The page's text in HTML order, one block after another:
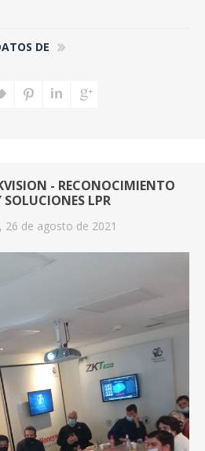
DE
- RECONOCIMIENTO
SOLUCIONES LPR
26 de agosto de 2021